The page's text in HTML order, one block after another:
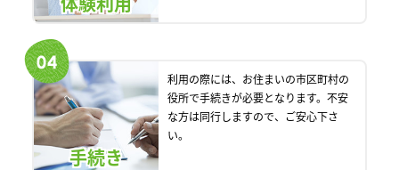
手続き
利用の際には、お住まいの市区町村の
役所で手続きが必要となります。不安
な方は同行しますので、ご安心下さ
い。